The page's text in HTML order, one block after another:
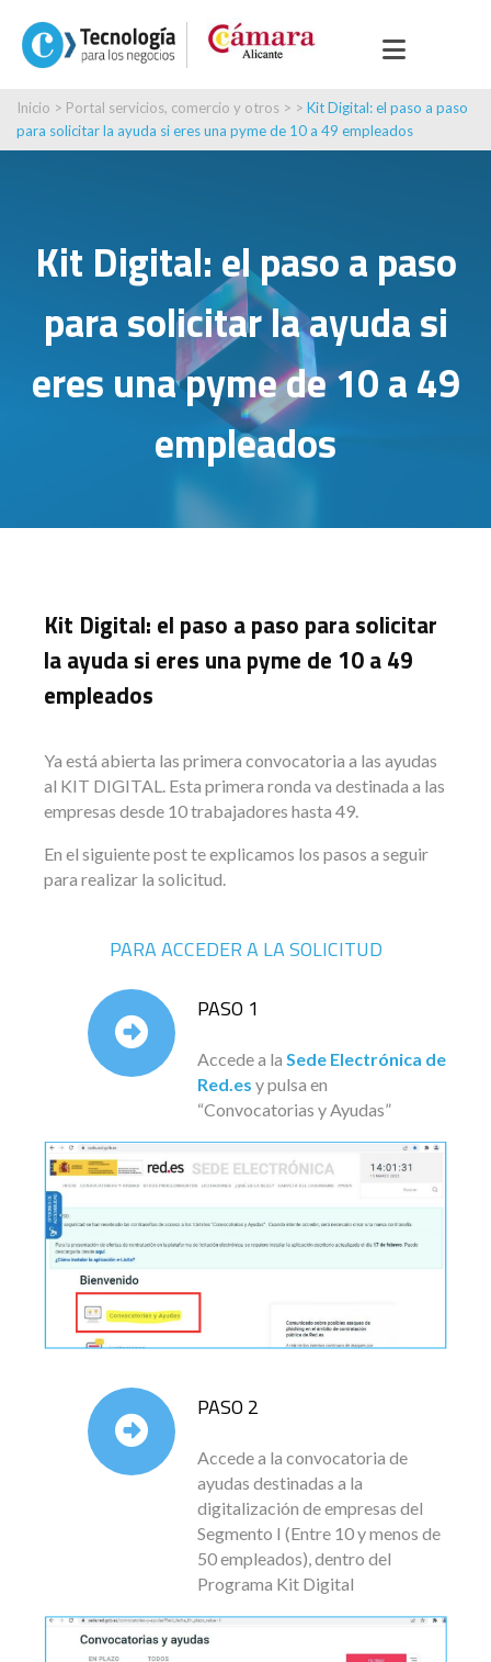
Inicio > Portal servicios, comercio y otros > > Kit Digital: el paso a paso
para solicitar la ayuda si eres una pyme de 10 a 49 empleados
Kit Digital: el paso a paso
para solicitar la ayuda si
eres una pyme de 10 a 49
empleados
Kit Digital: el paso a paso para solicitar
la ayuda si eres una pyme de 10 a 49
empleados
Ya está abierta las primera convocatoria a las ayudas
al KIT DIGITAL. Esta primera ronda va destinada a las
empresas desde 10 trabajadores hasta 49.
En el siguiente post te explicamos los pasos a seguir
para realizar la solicitud.
PARA ACCEDER A LA SOLICITUD
PASO 1
Accede a la Sede Electrónica de
Red.es y pulsa en
“Convocatorias y Ayudas”
PASO 2
Accede a la convocatoria de
ayudas destinadas a la
digitalización de empresas del
Segmento I (Entre 10 y menos de
50 empleados), dentro del
Programa Kit Digital